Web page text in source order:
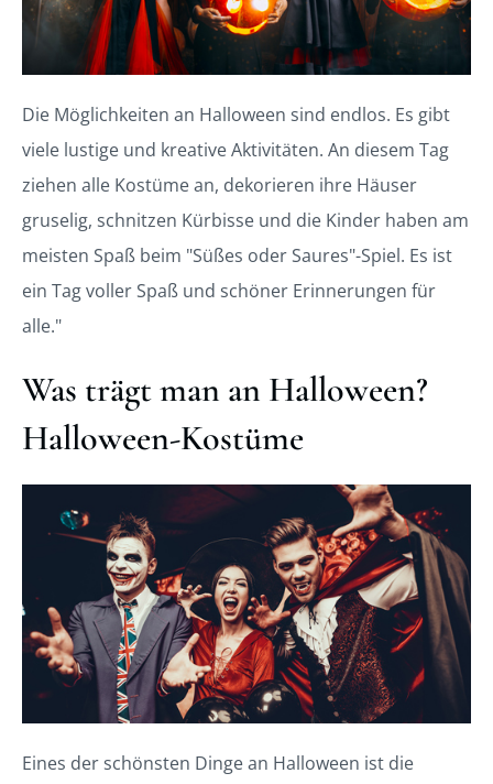
Die Möglichkeiten an Halloween sind endlos. Es gibt
viele lustige und kreative Aktivitäten. An diesem Tag
ziehen alle Kostüme an, dekorieren ihre Häuser
gruselig, schnitzen Kürbisse und die Kinder haben am
meisten Spaß beim "Süßes oder Saures"-Spiel. Es ist
ein Tag voller Spaß und schöner Erinnerungen für
alle."
Was trägt man an Halloween?
Halloween-Kostüme
Eines der schönsten Dinge an Halloween ist die